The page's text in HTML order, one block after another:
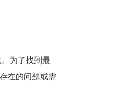
为了找到最
在的问题或需